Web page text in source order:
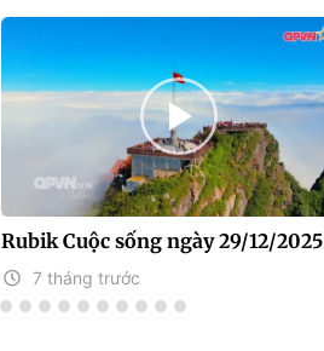
Rubik Cuộc sống ngày 29/12/2025
7 tháng trước